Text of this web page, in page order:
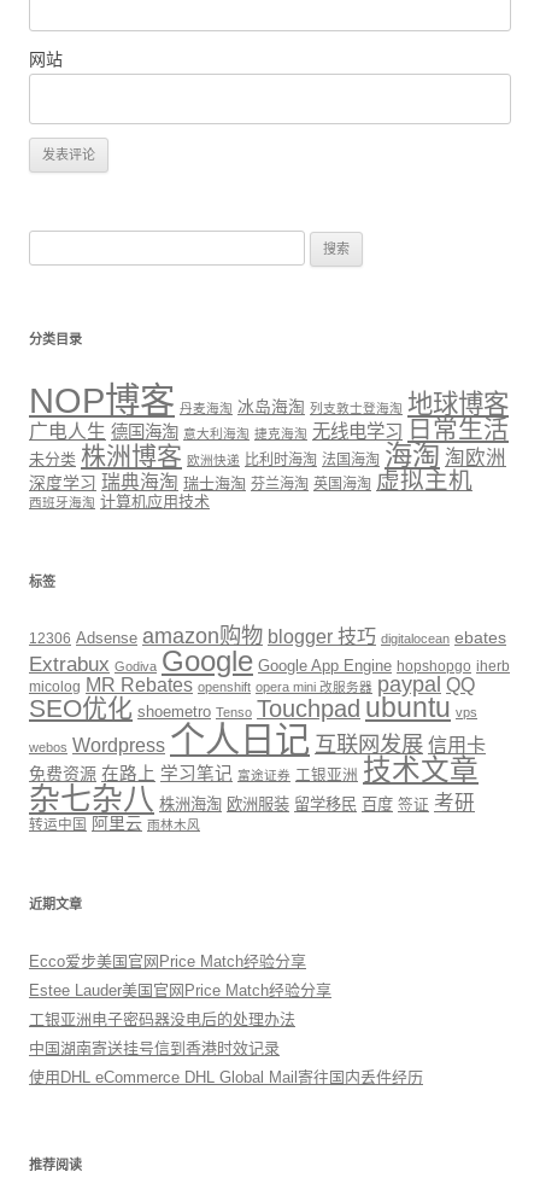
网站
分类目录
NOP博客 丹麦海淘 冰岛海淘 列支敦士登海淘 地球博客
广电人生 德国海淘 意大利海淘 捷克海淘 无线电学习 日常生活
未分类 株洲博客 欧洲快递 比利时海淘 法国海淘 海淘 淘欧洲
深度学习 瑞典海淘 瑞士海淘 芬兰海淘 英国海淘 虚拟主机
西班牙海淘 计算机应用技术
标签
12306 Adsense amazon购物 blogger 技巧 digitalocean ebates
Extrabux Godiva Google Google App Engine hopshopgo iherb
micolog MR Rebates openshift opera mini 改服务器 paypal QQ
SEO优化 shoemetro Tenso Touchpad ubuntu vps
webos Wordpress 个人日记 互联网发展 信用卡
免费资源 在路上 学习笔记 富途证券 工银亚洲 技术文章
杂七杂八 株洲海淘 欧洲服装 留学移民 百度 签证 考研
转运中国 阿里云 雨林木风
近期文章
Ecco爱步美国官网Price Match经验分享
Estee Lauder美国官网Price Match经验分享
工银亚洲电子密码器没电后的处理办法
中国湖南寄送挂号信到香港时效记录
使用DHL eCommerce DHL Global Mail寄往国内丢件经历
推荐阅读